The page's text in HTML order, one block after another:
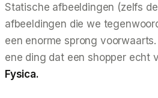
Statische afbeeldingen (zelfs
afbeeldingen die we
een enorme sprong
ene ding dat een shopper echt
Fysica.